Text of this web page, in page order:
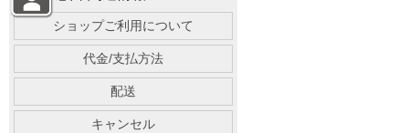
ショップご利用について
代金/支払方法
配送
キャンセル